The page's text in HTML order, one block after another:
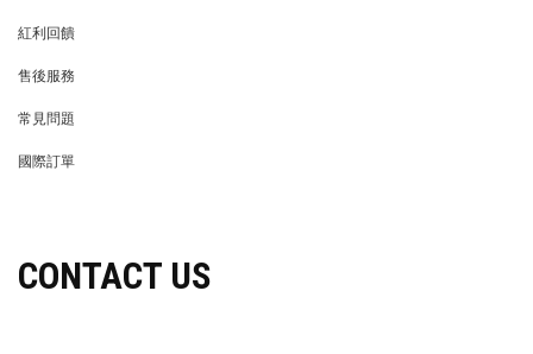
紅利回饋
售後服務
常見問題
國際訂單
CONTACT US